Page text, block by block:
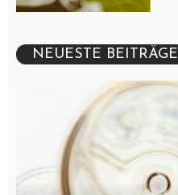
NEUESTE BEITRÄGE